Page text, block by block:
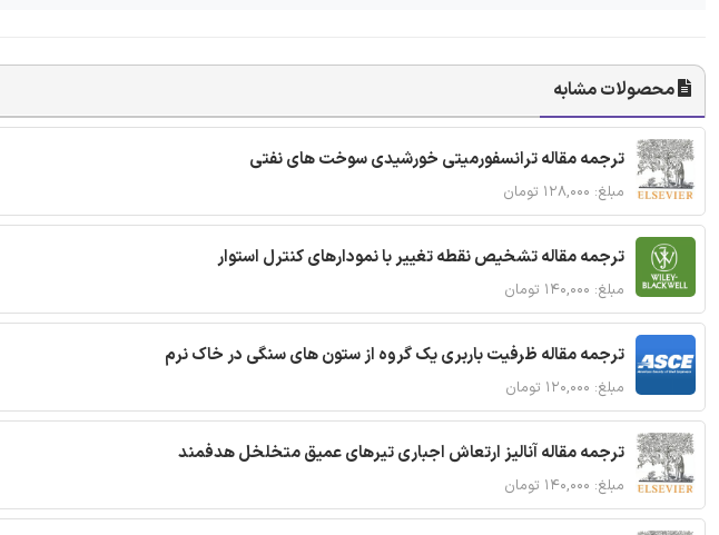
محصولات مشابه
ترجمه مقاله ترانسفورمیتی خورشیدی سوخت های نفتی
مبلغ: ۱۲۸,۰۰۰ تومان
ترجمه مقاله تشخیص نقطه تغییر با نمودارهای کنترل استوار
مبلغ: ۱۴۰,۰۰۰ تومان
ترجمه مقاله ظرفیت باربری یک گروه از ستون های سنگی در خاک نرم
مبلغ: ۱۲۰,۰۰۰ تومان
ترجمه مقاله آنالیز ارتعاش اجباری تیرهای عمیق متخلخل هدفمند
مبلغ: ۱۴۰,۰۰۰ تومان